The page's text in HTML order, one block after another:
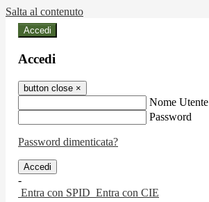
Salta al contenuto
Accedi
Accedi
button close ×
Nome Utente
Password
Password dimenticata?
-
Entra con SPID Entra con CIE